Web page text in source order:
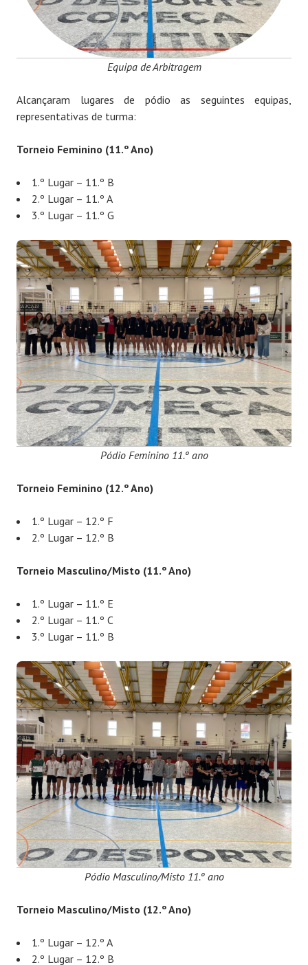
Equipa de Arbitragem
Alcançaram lugares de pódio as seguintes equipas,
representativas de turma:
Torneio Feminino (11.º Ano)
1.º Lugar – 11.º B
2.º Lugar – 11.º A
3.º Lugar – 11.º G
Pódio Feminino 11.º ano
Torneio Feminino (12.º Ano)
1.º Lugar – 12.º F
2.º Lugar – 12.º B
Torneio Masculino/Misto (11.º Ano)
1.º Lugar – 11.º E
2.º Lugar – 11.º C
3.º Lugar – 11.º B
Pódio Masculino/Misto 11.º ano
Torneio Masculino/Misto (12.º Ano)
1.º Lugar – 12.º A
2.º Lugar – 12.º B